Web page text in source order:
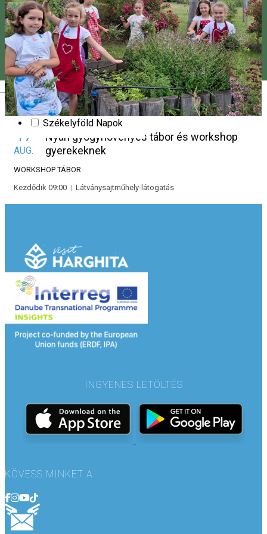
Magyar
Szilveszeter
Pünkösd
Slam poetry
Tánc
Stand up comedy
Vásár
Színház
Valentin-nap (Bálint-nap)
Workshop
Hargitai Megyenapok
Székelyföld Napok
17
AUG.
Nyári gyógynövényes tábor és workshop
gyerekeknek
WORKSHOPTÁBOR
Kezdődik 09:00 | Látványsajtműhely-látogatás
INGYENES LETÖLTÉS
KÖVESS MINKET A